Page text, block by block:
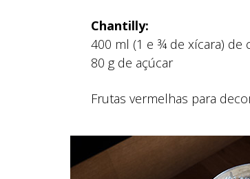
Chantilly:
400 ml (1 e ¾ de xícara) de
80 g de açúcar
Frutas vermelhas para